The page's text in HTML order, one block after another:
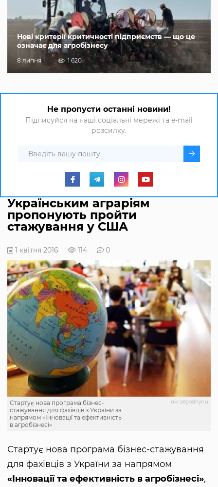
Нові критерії критичності підприємств — що це
означає для агробізнесу
8 липня 1 620
Не пропусти останні новини!
Підписуйся на наші соціальні мережі та e-mail
розсилку.
Українським аграріям
пропонують пройти
стажування у США
1 квітня 2016 114 0
ukr.segodnya.u
Стартує нова програма бізнес-
стажування для фахівців з України за
напрямом «Інновації та ефективність
в агробізнесі»
Стартує нова програма бізнес-стажування
для фахівців з України за напрямом
«Інновації та ефективність в агробізнесі»,